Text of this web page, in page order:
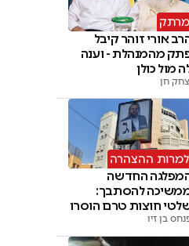
מרתק
אורי זוהר קיבל
מהמנהלת - וענה
מול כולן
חן
למרות ההצהרה
החדשה
להסתבך:
חוצות טרם הוסרו
בן זיו